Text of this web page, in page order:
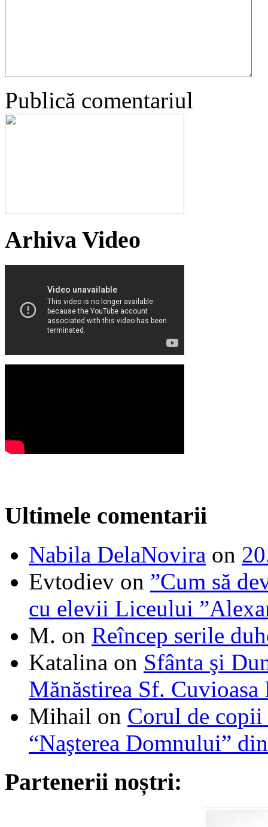
Publică comentariul
Arhiva Video
Ultimele comentarii
Nabila DelaNovira on
Evtodiev on ”Cum să
cu elevii Liceului
M. on Reîncep serile
Katalina on Sfânta şi
Mănăstirea Sf. Cuvioasa
Mihail on Corul de
“Naşterea Domnului”
Partenerii noștri: